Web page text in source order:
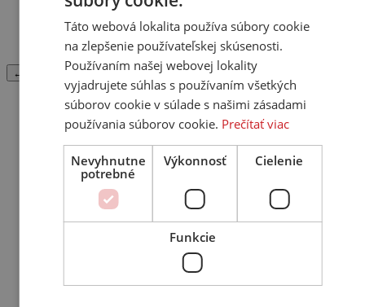
Projektor
Projekčné plátno
← Späť
Káble
Analógové
HDMI
Digitálne / Coaxial
Sieťové filtre
Táto webová lokalita používa súbory cookie
na zlepšenie používateľskej skúsenosti.
Používaním našej webovej lokality
vyjadrujete súhlas s používaním všetkých
súborov cookie v súlade s našimi zásadami
používania súborov cookie. Prečítať viac
Nevyhnutne
potrebné
Výkonnosť Cielenie
Funkcie